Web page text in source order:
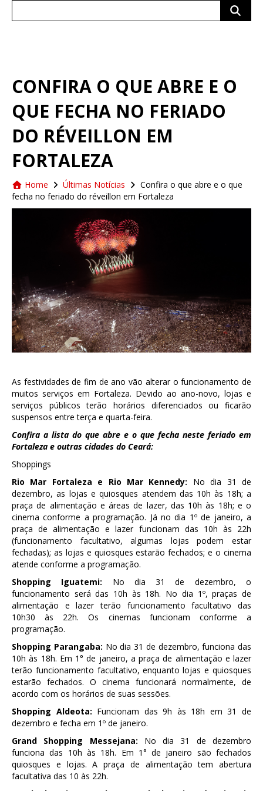
CONFIRA O QUE ABRE E O
QUE FECHA NO FERIADO
DO RÉVEILLON EM
FORTALEZA
Home Últimas Notícias
Confira o que abre e o que
fecha no feriado do réveillon em Fortaleza
As festividades de fim de ano vão alterar o funcionamento de
muitos serviços em Fortaleza. Devido ao ano-novo, lojas e
serviços públicos terão horários diferenciados ou ficarão
suspensos entre terça e quarta-feira.
Confira a lista do que abre e o que fecha neste feriado em
Fortaleza e outras cidades do Ceará:
Shoppings
Rio Mar Fortaleza e Rio Mar Kennedy: No dia 31 de
dezembro, as lojas e quiosques atendem das 10h às 18h; a
praça de alimentação e áreas de lazer, das 10h às 18h; e o
cinema conforme a programação. Já no dia 1º de janeiro, a
praça de alimentação e lazer funcionam das 10h às 22h
(funcionamento facultativo, algumas lojas podem estar
fechadas); as lojas e quiosques estarão fechados; e o cinema
atende conforme a programação.
Shopping Iguatemi: No dia 31 de dezembro, o
funcionamento será das 10h às 18h. No dia 1º, praças de
alimentação e lazer terão funcionamento facultativo das
10h30 às 22h. Os cinemas funcionam conforme a
programação.
Shopping Parangaba: No dia 31 de dezembro, funciona das
10h às 18h. Em 1° de janeiro, a praça de alimentação e lazer
terão funcionamento facultativo, enquanto lojas e quiosques
estarão fechados. O cinema funcionará normalmente, de
acordo com os horários de suas sessões.
Shopping Aldeota: Funcionam das 9h às 18h em 31 de
dezembro e fecha em 1º de janeiro.
Grand Shopping Messejana: No dia 31 de dezembro
funciona das 10h às 18h. Em 1° de janeiro são fechados
quiosques e lojas. A praça de alimentação tem abertura
facultativa das 10 às 22h.